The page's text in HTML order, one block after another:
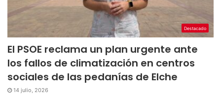
Destacado
El PSOE reclama un plan urgente ante
los fallos de climatización en centros
sociales de las pedanías de Elche
14 julio, 2026